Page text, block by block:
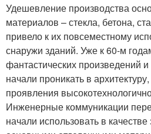
Удешевление производства
материалов – стекла, бетона,
привело к их повсеместному
снаружи зданий. Уже к 60-м
фантастических произведений
начали проникать в
проявления
Инженерные коммуникации
начали использовать в